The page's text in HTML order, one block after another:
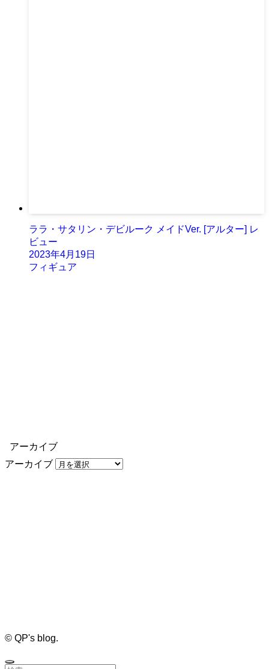
ララ・サタリン・デビルーク メイドVer. [アルター] レ
ビュー
2023年4月19日
フィギュア
アーカイブ
アーカイブ
© QP's blog.